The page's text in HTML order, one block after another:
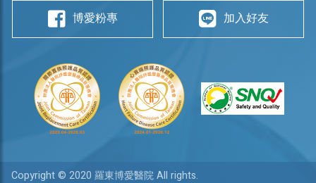
博愛粉專 加入好友
Copyright © 2020 羅東博愛醫院 All rights.